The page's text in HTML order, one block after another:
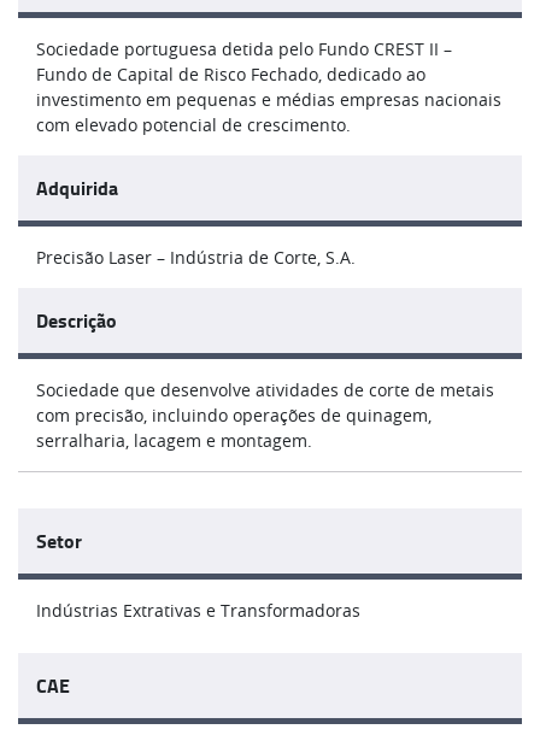
Sociedade portuguesa detida pelo Fundo CREST II –
Fundo de Capital de Risco Fechado, dedicado ao
investimento em pequenas e médias empresas nacionais
com elevado potencial de crescimento.
Adquirida
Precisão Laser – Indústria de Corte, S.A.
Descrição
Sociedade que desenvolve atividades de corte de metais
com precisão, incluindo operações de quinagem,
serralharia, lacagem e montagem.
Setor
Indústrias Extrativas e Transformadoras
CAE